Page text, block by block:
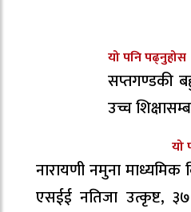
यो पनि पढ्नुहोस
सप्तगण्डकी
उच्च
यो
नारायणी नमुना माध्यमिक
एसईई नतिजा उत्कृष्ट, ३७